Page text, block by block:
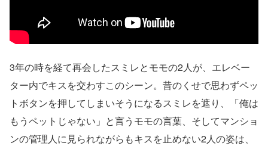
3年の時を経て再会したスミレとモモの2人が、エレベー
ター内でキスを交わすこのシーン。昔のくせで思わずペッ
トボタンを押してしまいそうになるスミレを遮り、「俺は
もうペットじゃない」と言うモモの言葉、そしてマンショ
ンの管理人に見られながらもキスを止めない2人の姿は、